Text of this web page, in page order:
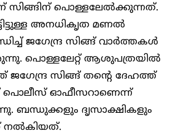
സിങ്ങിന് പൊള്ളലേൽക്കുന്നത്.
അനധികൃത മണൽ
ജഗേന്ദ്ര സിങ്ങ് വാർത്തകൾ
പൊള്ളലേറ്റ് ആശുപത്രയിൽ
ജഗേന്ദ്ര സിങ്ങ് തന്റെ ദേഹത്ത്
ഓഫീസറാണെന്ന്
ബന്ധുക്കളും ദൃസാക്ഷികളും
നൽകിയത്.